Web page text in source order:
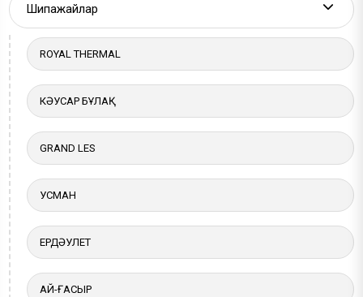
Шипажайлар More
ROYAL THERMAL
КӘУСАР БҰЛАҚ
GRAND LES
УСМАН
ЕРДӘУЛЕТ
АЙ-ҒАСЫР